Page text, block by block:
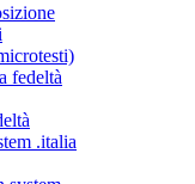
fedeltà
.italia